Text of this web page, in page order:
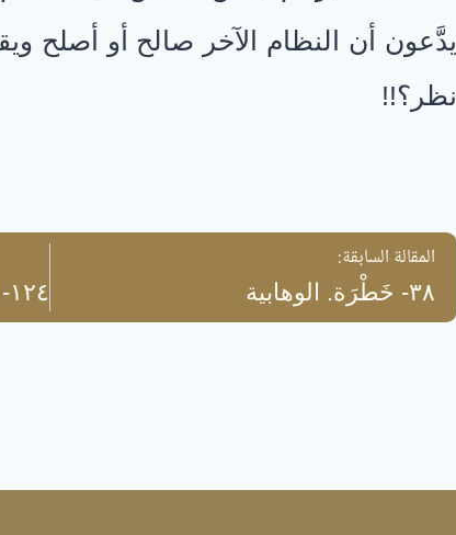
يدَّعون أن النظام الآخر صالح أو أصلح
نظر؟!!
المقالة السابقة:
٣٨- خَطْرَة. الوهابية